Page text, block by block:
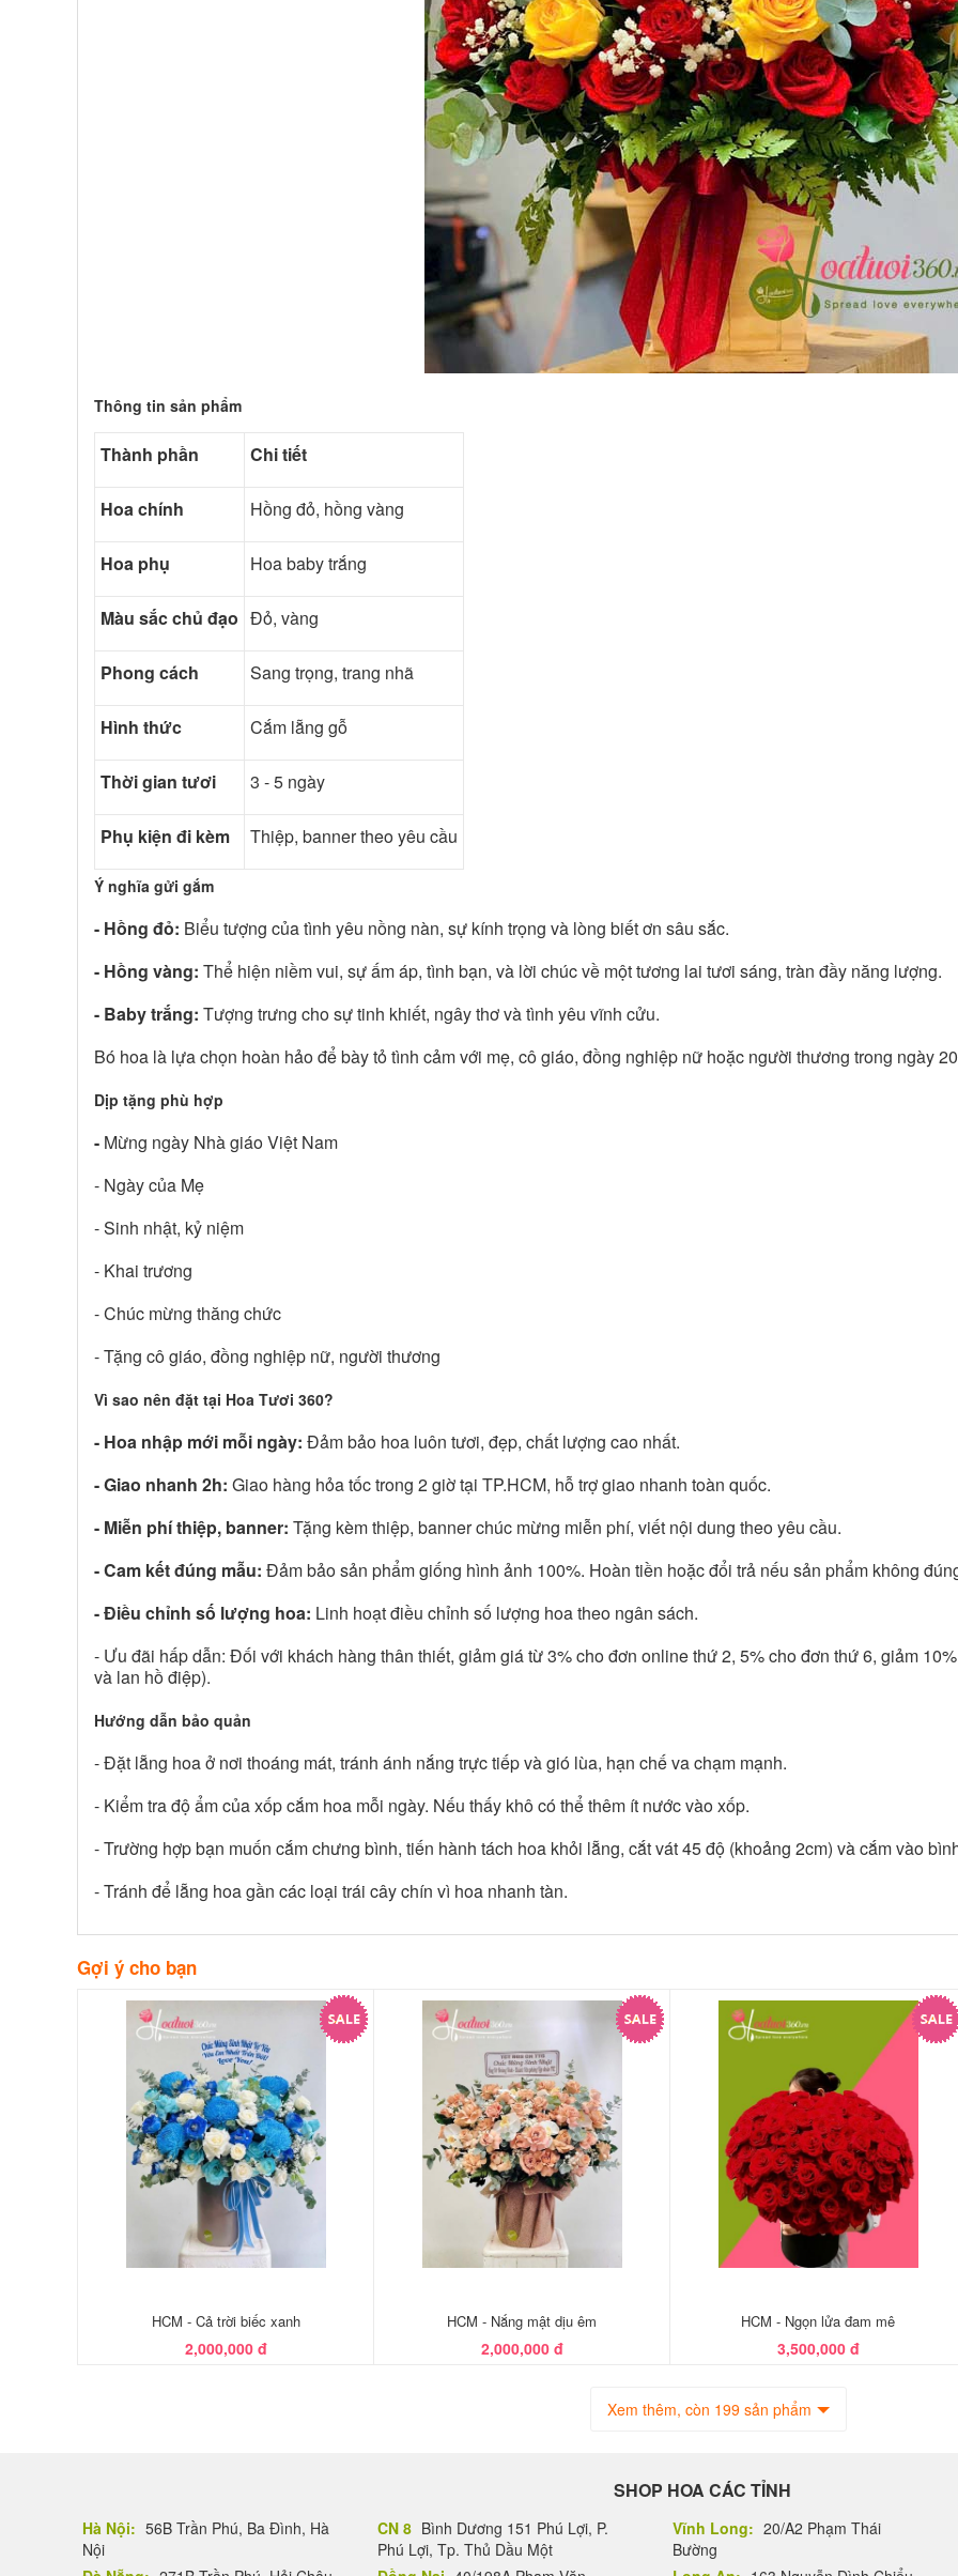
Thông tin sản phẩm
Thành phần Chi tiết
Hoa chính Hồng đỏ, hồng vàng
Hoa phụ Hoa baby trắng
Màu sắc chủ đạo Đỏ, vàng
Phong cách Sang trọng, trang nhã
Hình thức Cắm lẵng gỗ
Thời gian tươi 3 - 5 ngày
Phụ kiện đi kèm Thiệp, banner theo yêu cầu
Ý nghĩa gửi gắm
- Hồng đỏ: Biểu tượng của tình yêu nồng nàn, sự kính trọng và lòng biết ơn sâu sắc.
- Hồng vàng: Thể hiện niềm vui, sự ấm áp, tình bạn, và lời chúc về một tương lai tươi sáng, tràn đầy năng lượng.
- Baby trắng: Tượng trưng cho sự tinh khiết, ngây thơ và tình yêu vĩnh cửu.
Bó hoa là lựa chọn hoàn hảo để bày tỏ tình cảm với mẹ, cô giáo, đồng nghiệp nữ hoặc người thương trong ngày
Dịp tặng phù hợp
- Mừng ngày Nhà giáo Việt Nam
- Ngày của Mẹ
- Sinh nhật, kỷ niệm
- Khai trương
- Chúc mừng thăng chức
- Tặng cô giáo, đồng nghiệp nữ, người thương
Vì sao nên đặt tại Hoa Tươi 360?
- Hoa nhập mới mỗi ngày: Đảm bảo hoa luôn tươi, đẹp, chất lượng cao nhất.
- Giao nhanh 2h: Giao hàng hỏa tốc trong 2 giờ tại TP.HCM, hỗ trợ giao nhanh toàn quốc.
- Miễn phí thiệp, banner: Tặng kèm thiệp, banner chúc mừng miễn phí, viết nội dung theo yêu cầu.
- Cam kết đúng mẫu: Đảm bảo sản phẩm giống hình ảnh 100%. Hoàn tiền hoặc đổi trả nếu sản phẩm không
- Điều chỉnh số lượng hoa: Linh hoạt điều chỉnh số lượng hoa theo ngân sách.
- Ưu đãi hấp dẫn: Đối với khách hàng thân thiết, giảm giá từ 3% cho đơn online thứ 2, 5% cho đơn thứ 6, giảm
và lan hồ điệp).
Hướng dẫn bảo quản
- Đặt lẵng hoa ở nơi thoáng mát, tránh ánh nắng trực tiếp và gió lùa, hạn chế va chạm mạnh.
- Kiểm tra độ ẩm của xốp cắm hoa mỗi ngày. Nếu thấy khô có thể thêm ít nước vào xốp.
- Trường hợp bạn muốn cắm chưng bình, tiến hành tách hoa khỏi lẵng, cắt vát 45 độ (khoảng 2cm) và cắm vào
- Tránh để lẵng hoa gần các loại trái cây chín vì hoa nhanh tàn.
Gợi ý cho bạn
HCM - Cả trời biếc xanh
2,000,000 đ
HCM - Nắng mật dịu êm
2,000,000 đ
HCM - Ngọn lửa đam mê
3,500,000 đ
Xem thêm, còn 199 sản phẩm
SHOP HOA CÁC TỈNH
Hà Nội: 56B Trần Phú, Ba Đình, Hà
Nội
CN 8 Bình Dương 151 Phú Lợi, P.
Phú Lợi, Tp. Thủ Dầu Một
Vĩnh Long: 20/A2 Phạm Thái
Bường